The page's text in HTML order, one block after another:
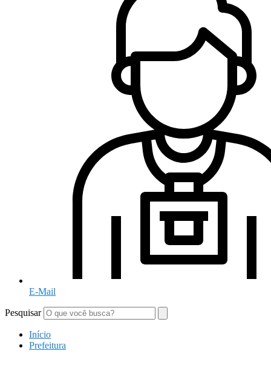
E-Mail
Pesquisar
Início
Prefeitura